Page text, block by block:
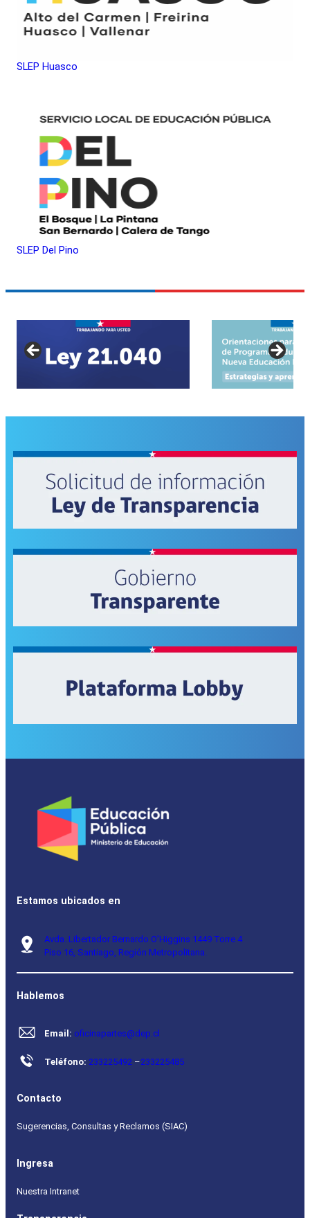
SLEP Huasco
SLEP Del Pino
Estamos ubicados en
Avda. Libertador Bernardo O’Higgins 1449 Torre 4
Piso 16, Santiago, Región Metropolitana.
Hablemos
Email: oficinapartes@dep.cl
Teléfono: 233225492 –233225485
Contacto
Sugerencias, Consultas y Reclamos (SIAC)
Ingresa
Nuestra Intranet